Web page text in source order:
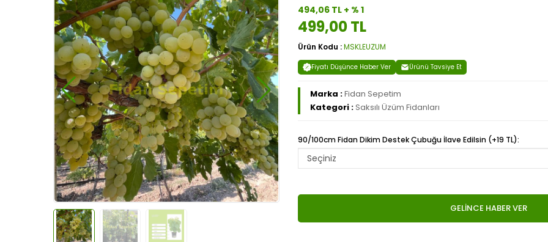
494,06 TL + % 1
499,00 TL
Ürün Kodu :MSKLEUZUM
Fiyatı Düşünce Haber Ver Ürünü Tavsiye Et
Marka :Fidan Sepetim
Kategori :Saksılı Üzüm Fidanları
90/100cm Fidan Dikim Destek Çubuğu İlave Edilsin (+19 TL):
GELİNCE HABER VER